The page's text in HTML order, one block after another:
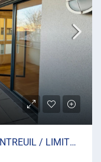
EXCLUSIVITÉ BK IMMOBILIER MONTREUIL / LIMITE VINCENNES